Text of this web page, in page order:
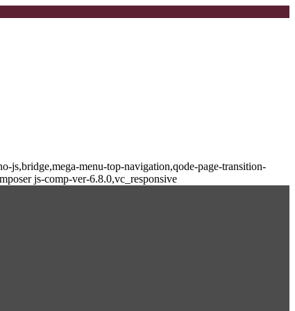
js,bridge,mega-menu-top-navigation,qode-page-transition-
js-comp-ver-6.8.0,vc_responsive